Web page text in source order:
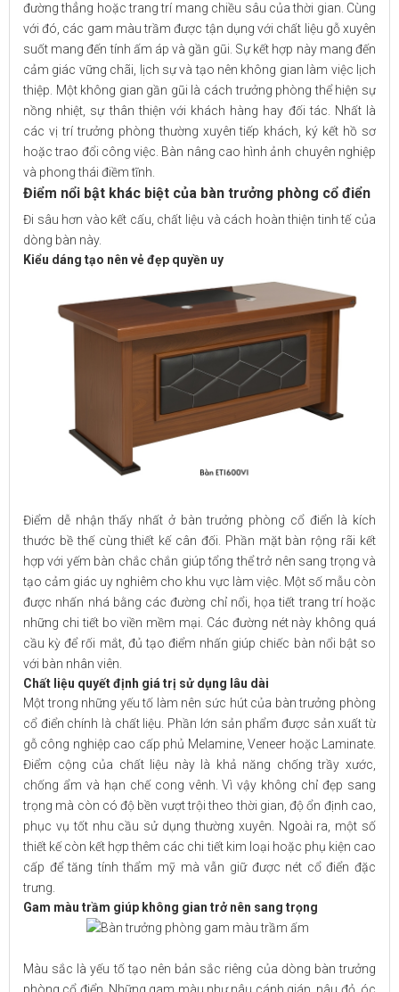
đường thẳng hoặc trang trí mang chiều sâu của thời gian. Cùng
với đó, các gam màu trầm được tận dụng với chất liệu gỗ xuyên
suốt mang đến tính ấm áp và gần gũi. Sự kết hợp này mang đến
cảm giác vững chãi, lịch sự và tạo nên không gian làm việc lịch
thiệp. Một không gian gần gũi là cách trưởng phòng thể hiện sự
nồng nhiệt, sự thân thiện với khách hàng hay đối tác. Nhất là
các vị trí trưởng phòng thường xuyên tiếp khách, ký kết hồ sơ
hoặc trao đổi công việc. Bàn nâng cao hình ảnh chuyên nghiệp
và phong thái điềm tĩnh.
Điểm nổi bật khác biệt của bàn trưởng phòng cổ điển
Đi sâu hơn vào kết cấu, chất liệu và cách hoàn thiện tinh tế của
dòng bàn này.
Kiểu dáng tạo nên vẻ đẹp quyền uy
Điểm dễ nhận thấy nhất ở bàn trưởng phòng cổ điển là kích
thước bề thế cùng thiết kế cân đối. Phần mặt bàn rộng rãi kết
hợp với yếm bàn chắc chắn giúp tổng thể trở nên sang trọng và
tạo cảm giác uy nghiêm cho khu vực làm việc. Một số mẫu còn
được nhấn nhá bằng các đường chỉ nổi, họa tiết trang trí hoặc
những chi tiết bo viền mềm mại. Các đường nét này không quá
cầu kỳ để rối mắt, đủ tạo điểm nhấn giúp chiếc bàn nổi bật so
với bàn nhân viên.
Chất liệu quyết định giá trị sử dụng lâu dài
Một trong những yếu tố làm nên sức hút của bàn trưởng phòng
cổ điển chính là chất liệu. Phần lớn sản phẩm được sản xuất từ
gỗ công nghiệp cao cấp phủ Melamine, Veneer hoặc Laminate.
Điểm cộng của chất liệu này là khả năng chống trầy xước,
chống ẩm và hạn chế cong vênh. Vì vậy không chỉ đẹp sang
trọng mà còn có độ bền vượt trội theo thời gian, độ ổn định cao,
phục vụ tốt nhu cầu sử dụng thường xuyên. Ngoài ra, một số
thiết kế còn kết hợp thêm các chi tiết kim loại hoặc phụ kiện cao
cấp để tăng tính thẩm mỹ mà vẫn giữ được nét cổ điển đặc
trưng.
Gam màu trầm giúp không gian trở nên sang trọng
Màu sắc là yếu tố tạo nên bản sắc riêng của dòng bàn trưởng
phòng cổ điển. Những gam màu như nâu cánh gián, nâu đỏ, óc